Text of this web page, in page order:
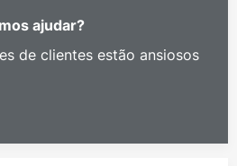
ajudar?
de clientes estão ansiosos